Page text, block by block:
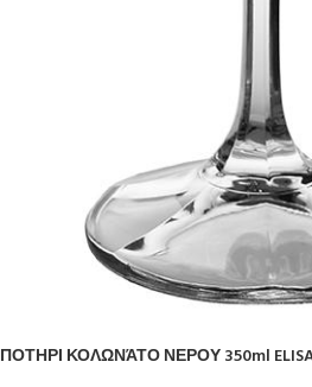
ΠΟΤΗΡΙ ΚΟΛΩΝΆΤΟ ΝΕΡΟΥ 350ml